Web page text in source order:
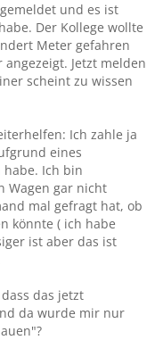
und es ist
Der Kollege wollte
Meter gefahren
Jetzt melden
scheint zu wissen
Ich zahle ja
eines
Ich bin
Wagen gar nicht
mal gefragt hat, ob
könnte ( ich habe
ist aber das ist
das jetzt
da wurde mir nur